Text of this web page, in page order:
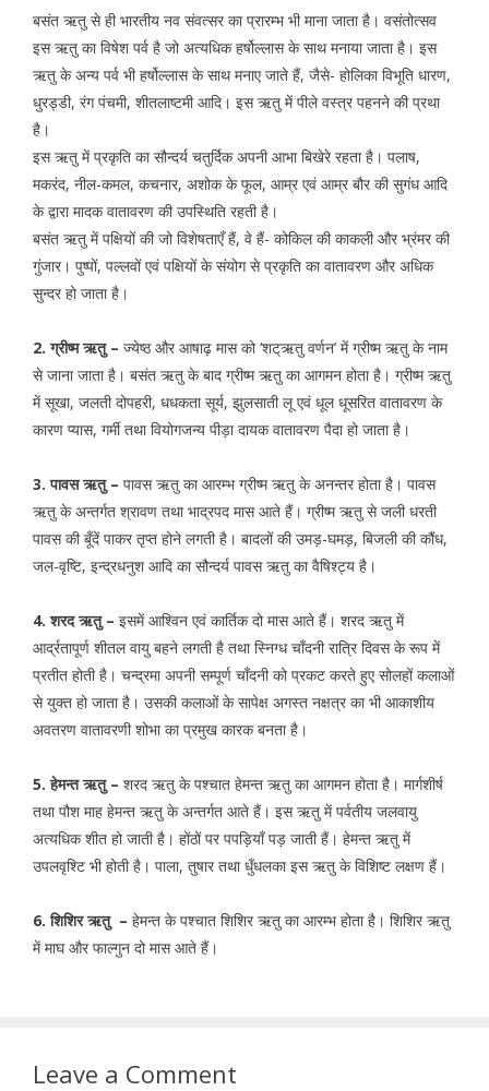
बसंत ऋतु से ही भारतीय नव संवत्सर का प्रारम्भ भी माना जाता है। वसंतोत्सव
इस ऋतु का विषेश पर्व है जो अत्यधिक हर्षोल्लास के साथ मनाया जाता है। इस
ऋतु के अन्य पर्व भी हर्षोल्लास के साथ मनाए जाते हैं, जैसे- होलिका विभूति धारण,
धुरड्डी, रंग पंचमी, शीतलाष्टमी आदि। इस ऋतु में पीले वस्त्र पहनने की प्रथा
है।
इस ऋतु में प्रकृति का सौन्दर्य चतुर्दिक अपनी आभा बिखेरे रहता है। पलाष,
मकरंद, नील-कमल, कचनार, अशोक के फूल, आम्र एवं आम्र बौर की सुगंध आदि
के द्वारा मादक वातावरण की उपस्थिति रहती है।
बसंत ऋतु में पक्षियों की जो विशेषताएँ हैं, वे हैं- कोकिल की काकली और भ्रंमर की
गुंजार। पुष्पों, पल्लवों एवं पक्षियों के संयोग से प्रकृति का वातावरण और अधिक
सुन्दर हो जाता है।
2. ग्रीष्म ऋतु – ज्येष्ठ और आषाढ़ मास को ‘शट्ऋतु वर्णन’ में ग्रीष्म ऋतु के नाम
से जाना जाता है। बसंत ऋतु के बाद ग्रीष्म ऋतु का आगमन होता है। ग्रीष्म ऋतु
में सूखा, जलती दोपहरी, धधकता सूर्य, झुलसाती लू एवं धूल धूसरित वातावरण के
कारण प्यास, गर्मी तथा वियोगजन्य पीड़ा दायक वातावरण पैदा हो जाता है।
3. पावस ऋतु – पावस ऋतु का आरम्भ ग्रीष्म ऋतु के अनन्तर होता है। पावस
ऋतु के अन्तर्गत श्रावण तथा भाद्रपद मास आते हैं। ग्रीष्म ऋतु से जली धरती
पावस की बूँदें पाकर तृप्त होने लगती है। बादलों की उमड़-घमड़, बिजली की कौंध,
जल-वृष्टि, इन्द्रधनुश आदि का सौन्दर्य पावस ऋतु का वैषिश्ट्य है।
4. शरद ऋतु – इसमें आश्विन एवं कार्तिक दो मास आते हैं। शरद ऋतु में
आर्द्रतापूर्ण शीतल वायु बहने लगती है तथा स्निग्ध चाँदनी रात्रि दिवस के रूप में
प्रतीत होती है। चन्द्रमा अपनी सम्पूर्ण चाँदनी को प्रकट करते हुए सोलहों कलाओं
से युक्त हो जाता है। उसकी कलाओं के सापेक्ष अगस्त नक्षत्र का भी आकाशीय
अवतरण वातावरणी शोभा का प्रमुख कारक बनता है।
5. हेमन्त ऋतु – शरद ऋतु के पश्चात हेमन्त ऋतु का आगमन होता है। मार्गशीर्ष
तथा पौश माह हेमन्त ऋतु के अन्तर्गत आते हैं। इस ऋतु में पर्वतीय जलवायु
अत्यधिक शीत हो जाती है। होंठों पर पपड़ियाँ पड़ जाती हैं। हेमन्त ऋतु में
उपलवृश्टि भी होती है। पाला, तुषार तथा धुँधलका इस ऋतु के विशिष्ट लक्षण हैं।
6. शिशिर ऋतु – हेमन्त के पश्चात शिशिर ऋतु का आरम्भ होता है। शिशिर ऋतु
में माघ और फाल्गुन दो मास आते हैं।
Leave a Comment